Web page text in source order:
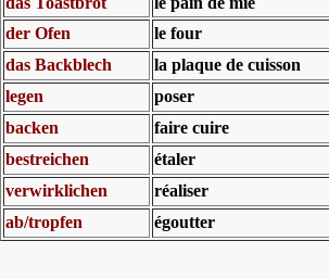
der Ofen
le four
das Backblech
la plaque de cuisson
legen
poser
backen
faire cuire
bestreichen
étaler
verwirklichen
réaliser
ab/tropfen
égoutter